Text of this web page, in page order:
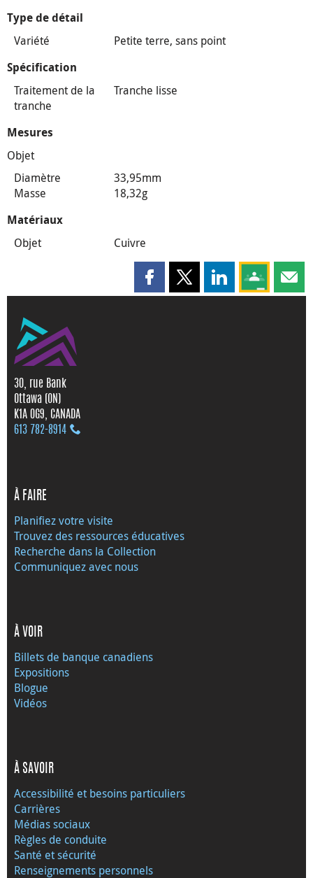
Type de détail
Variété Petite terre, sans point
Spécification
Traitement de la
tranche
Tranche lisse
Mesures
Objet
Diamètre
33,95mm
Masse
18,32g
Matériaux
Objet Cuivre
Partager cette page sur
Partager cette page sur X
Partager cette
Partagez
30, rue Bank
Ottawa (ON)
K1A 0G9, CANADA
613 782‑8914
À FAIRE
Planifiez votre visite
Trouvez des ressources éducatives
Recherche dans la Collection
Communiquez avec nous
À VOIR
Billets de banque canadiens
Expositions
Blogue
Vidéos
À SAVOIR
Accessibilité et besoins particuliers
Carrières
Médias sociaux
Règles de conduite
Santé et sécurité
Renseignements personnels